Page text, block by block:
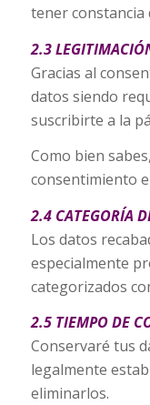
tener constancia
2.3
Gracias al
datos siendo
suscribirte a la
Como bien
consentimiento
2.4 CATEGORÍA
Los datos
especialmente
categorizados
2.5 TIEMPO DE
Conservaré tus
legalmente
eliminarlos.